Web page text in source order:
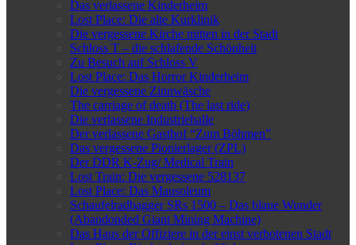
Das verlassene Kinderheim
Lost Place: Die alte Kurklinik
Die vergessene Kirche mitten in der Stadt
Schloss T – die schlafende Schönheit
Zu Besuch auf Schloss V
Lost Place: Das Horror Kinderheim
Die vergessene Zinnwäsche
The carriage of death (The last ride)
Die verlassene Industriehalle
Der verlassene Gasthof “Zum Böhmen”
Das vergessene Pionierlager (ZPL)
Der DDR K-Zug/ Medical Train
Lost Train: Die vergessene 528137
Lost Place: Das Mausoleum
Schaufelradbagger SRs 1500 – Das blaue Wunder
(Abandonded Giant Mining Machine)
Das Haus der Offiziere in der einst verbotenen Stadt